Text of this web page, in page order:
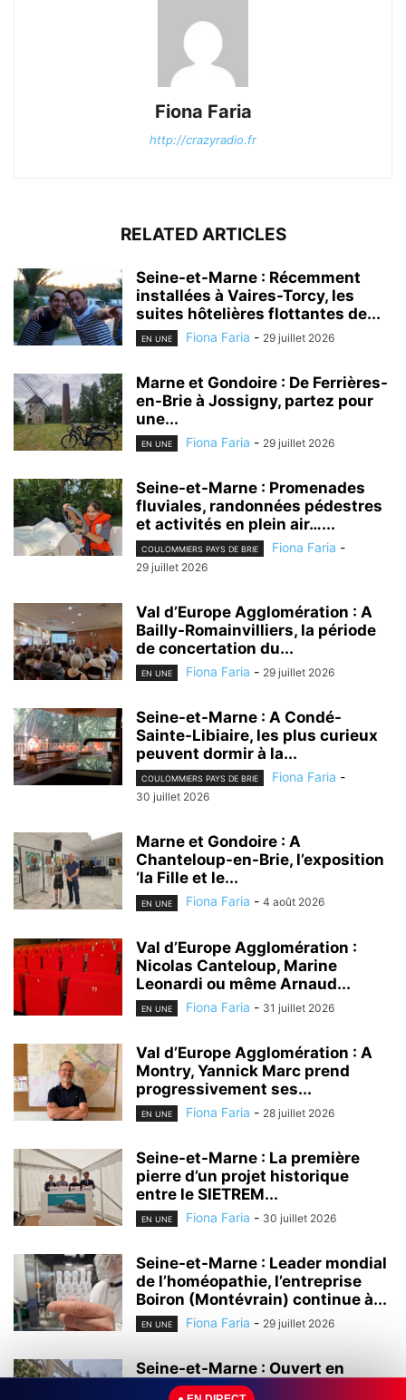
Fiona Faria
http://crazyradio.fr
RELATED ARTICLES
Seine-et-Marne : Récemment
installées à Vaires-Torcy, les
suites hôtelières flottantes de...
EN UNE Fiona Faria - 29 juillet 2026
Marne et Gondoire : De Ferrières-
en-Brie à Jossigny, partez pour
une...
EN UNE Fiona Faria - 29 juillet 2026
Seine-et-Marne : Promenades
fluviales, randonnées pédestres
et activités en plein air…...
COULOMMIERS PAYS DE BRIE Fiona Faria -
29 juillet 2026
Val d’Europe Agglomération : A
Bailly-Romainvilliers, la période
de concertation du...
EN UNE Fiona Faria - 29 juillet 2026
Seine-et-Marne : A Condé-
Sainte-Libiaire, les plus curieux
peuvent dormir à la...
COULOMMIERS PAYS DE BRIE Fiona Faria -
30 juillet 2026
Marne et Gondoire : A
Chanteloup-en-Brie, l’exposition
‘la Fille et le...
EN UNE Fiona Faria - 4 août 2026
Val d’Europe Agglomération :
Nicolas Canteloup, Marine
Leonardi ou même Arnaud...
EN UNE Fiona Faria - 31 juillet 2026
Val d’Europe Agglomération : A
Montry, Yannick Marc prend
progressivement ses...
EN UNE Fiona Faria - 28 juillet 2026
Seine-et-Marne : La première
pierre d’un projet historique
entre le SIETREM...
EN UNE Fiona Faria - 30 juillet 2026
Seine-et-Marne : Leader mondial
de l’homéopathie, l’entreprise
Boiron (Montévrain) continue à...
EN UNE Fiona Faria - 29 juillet 2026
Seine-et-Marne : Ouvert en
2000, le centre commercial Val